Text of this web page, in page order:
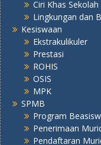
Ciri Khas Sekolah
Lingkungan dan
Kesiswaan
Ekstrakulikuler
Prestasi
ROHIS
OSIS
MPK
SPMB
Program
Penerimaan
Pendaftaran